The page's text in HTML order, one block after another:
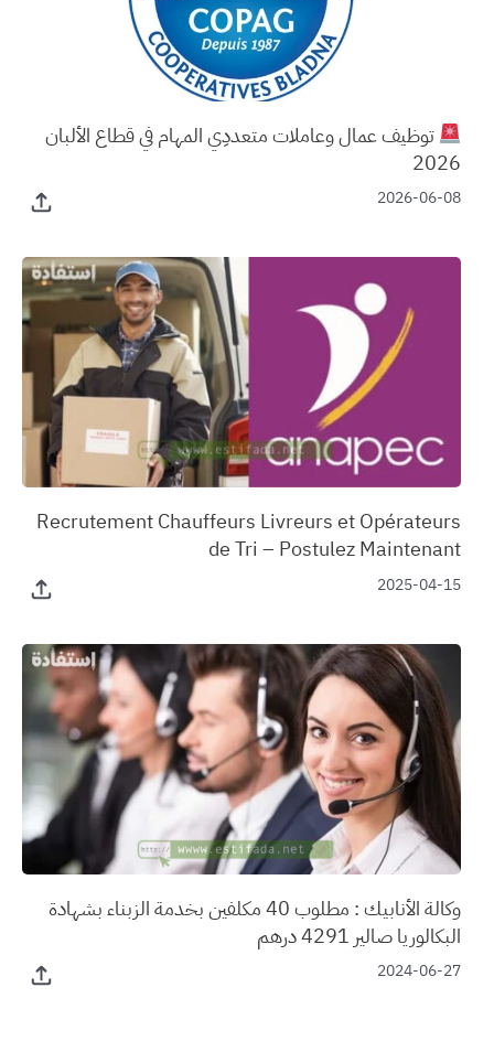
توظيف عمال وعاملات متعددِي المهام في قطاع الألبان
2026
2026-06-08
‏Recrutement Chauffeurs Livreurs et Opérateurs
de Tri – Postulez Maintenant
2025-04-15
وكالة الأنابيك : مطلوب 40 مكلفين بخدمة الزبناء بشهادة
البكالوريا صالير 4291 درهم
2024-06-27